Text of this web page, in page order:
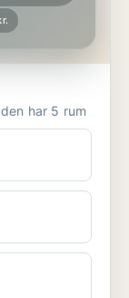
i Piteå, Roknäs Bostaden har 5 rum